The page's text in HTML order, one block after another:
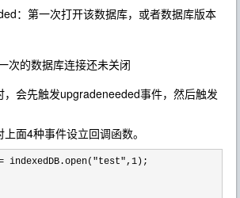
：第一次打开该数据库，或者数据库版本
次的数据库连接还未关闭
，会先触发upgradeneeded事件，然后触发
面4种事件设立回调函数。
indexedDB.open("test",1